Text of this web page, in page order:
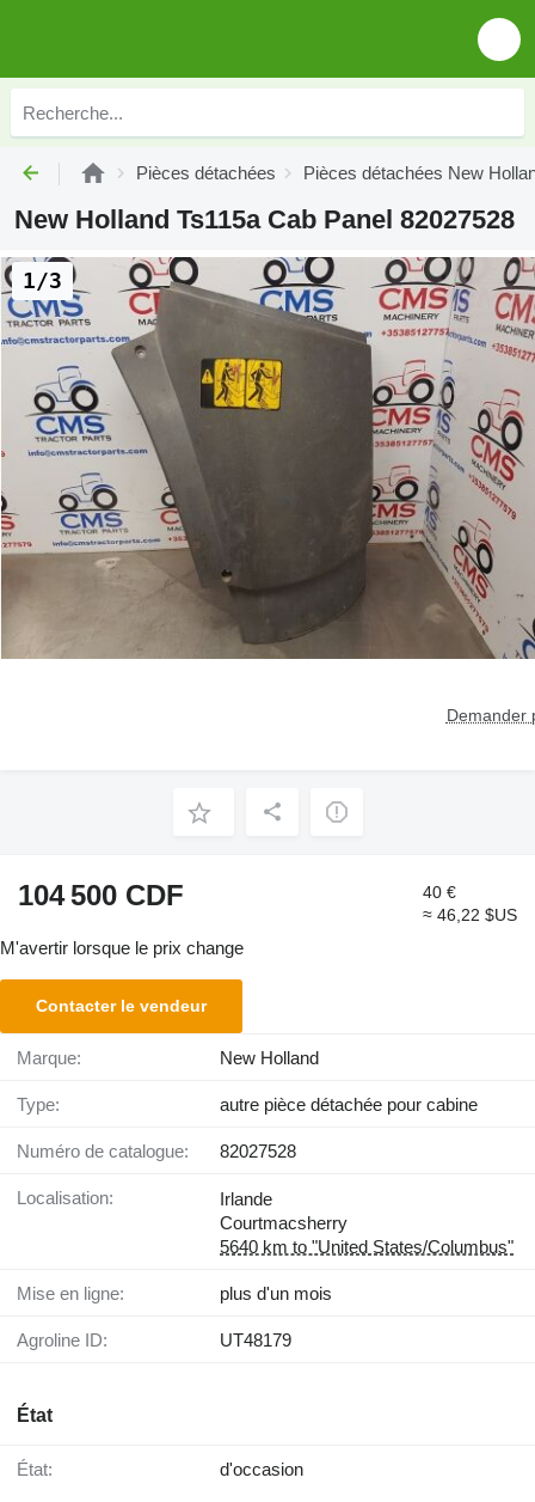
Pièces détachées Pièces détachées New
New Holland Ts115a Cab Panel 82027528
Demander
1/3
104 500 CDF
40 €
≈ 46,22 $US
M'avertir lorsque le prix change
Contacter le vendeur
Marque: New Holland
Type: autre pièce détachée pour cabine
Numéro de catalogue: 82027528
Localisation:
Irlande
Courtmacsherry
5640 km to "United States/Columbus"
Mise en ligne: plus d'un mois
Agroline ID: UT48179
État
État: d'occasion